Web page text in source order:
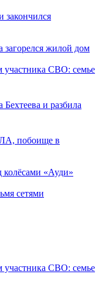
закончился
загорелся жилой дом
участника СВО: семье
и разбила
побоище в
«Ауди»
сетями
участника СВО: семье